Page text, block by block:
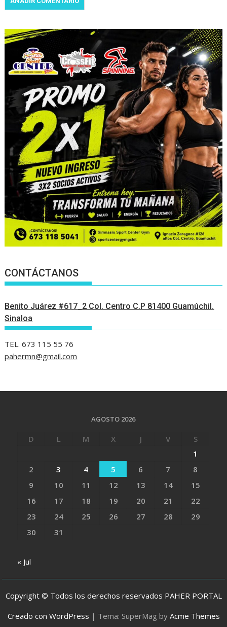
CONTÁCTANOS
Benito Juárez #617_2 Col. Centro C.P 81400 Guamúchil.
Sinaloa
TEL. 673 115 55 76
pahermn@gmail.com
AGOSTO 2026
D L M X J V
S
1
2
3 4 5 6 7
8
9
10 11 12 13 14
15
16
17 18 19 20 21
22
23
24 25 26 27 28
29
30
31
« Jul
Copyright © Todos los derechos reservados PAHER PORTAL
Creado con WordPress | Tema: SuperMag by Acme Themes